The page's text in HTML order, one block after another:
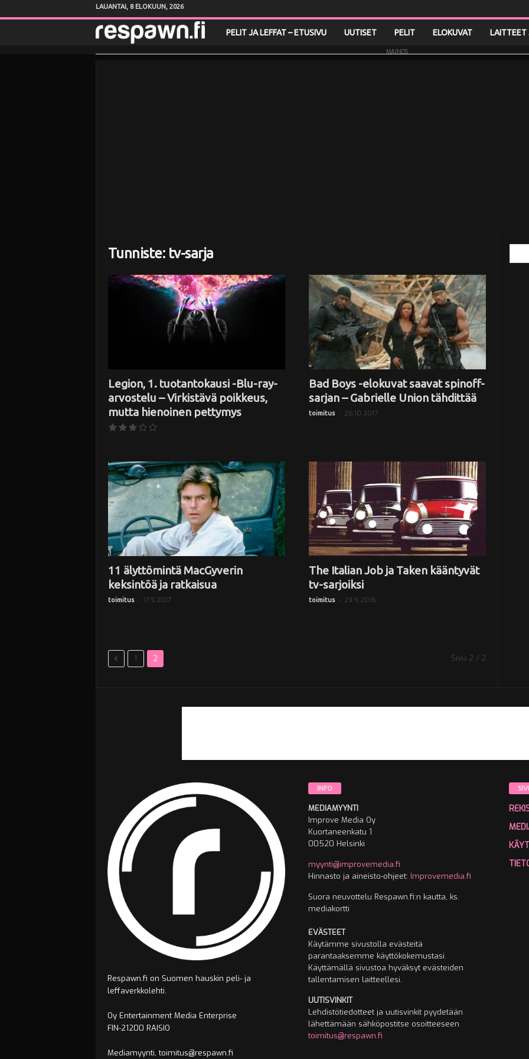
LAUANTAI, 8 ELOKUUN, 2026
e
PELIT JA LEFFAT – ETUSIVU UUTISET PELIT ELOKUVAT LAITTEET
MAINOS
Tunniste: tv-sarja
Legion, 1. tuotantokausi -Blu-ray-
arvostelu – Virkistävä poikkeus,
mutta hienoinen pettymys
Bad Boys -elokuvat saavat spinoff-
sarjan – Gabrielle Union tähdittää
toimitus - 26.10.2017
11 älyttömintä MacGyverin
keksintöä ja ratkaisua
toimitus - 17.9.2017
The Italian Job ja Taken kääntyvät
tv-sarjoiksi
toimitus - 29.9.2016
1 2 Sivu 2 / 2
Respawn.fi on Suomen hauskin peli- ja
leffaverkkolehti.
Oy Entertainment Media Enterprise
FIN-21200 RAISIO
Mediamyynti, toimitus@respawn.fi
INFO
MEDIAMYYNTI
Improve Media Oy
Kuortaneenkatu 1
00520 Helsinki
myynti@improvemedia.fi
Hinnasto ja aineisto-ohjeet: Improvemedia.fi
Suora neuvottelu Respawn.fi:n kautta, ks.
mediakortti
EVÄSTEET
Käytämme sivustolla evästeitä
parantaaksemme käyttökokemustasi.
Käyttämällä sivustoa hyväksyt evästeiden
tallentamisen laitteellesi.
UUTISVINKIT
Lehdistötiedotteet ja uutisvinkit pyydetään
lähettämään sähköpostitse osoitteeseen
toimitus@respawn.fi